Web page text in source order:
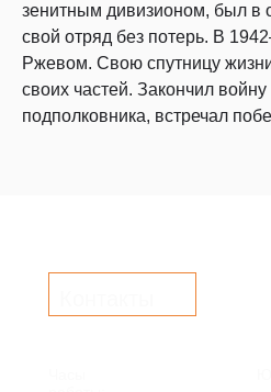
зенитным дивизионом, был в
свой отряд без потерь. В
Ржевом. Свою спутницу
своих частей. Закончил
подполковника, встречал